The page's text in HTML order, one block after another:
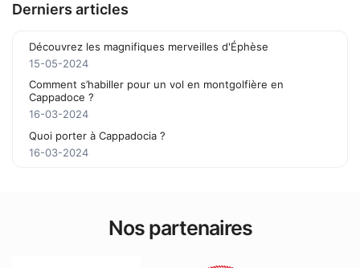
Derniers articles
Découvrez les magnifiques merveilles d'Éphèse
15-05-2024
Comment s’habiller pour un vol en montgolfière en
Cappadoce ?
16-03-2024
Quoi porter à Cappadocia ?
16-03-2024
Nos partenaires